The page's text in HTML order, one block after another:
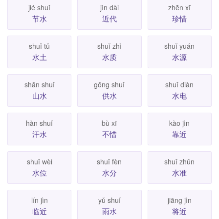
jié shuǐ
节水
jìn dài
近代
zhēn xī
珍惜
shuǐ tǔ
水土
shuǐ zhì
水质
shuǐ yuán
水源
shān shuǐ
山水
gōng shuǐ
供水
shuǐ diàn
水电
hàn shuǐ
汗水
bù xī
不惜
kào jìn
靠近
shuǐ wèi
水位
shuǐ fèn
水分
shuǐ zhǔn
水准
lín jìn
临近
yǔ shuǐ
雨水
jiāng jìn
将近